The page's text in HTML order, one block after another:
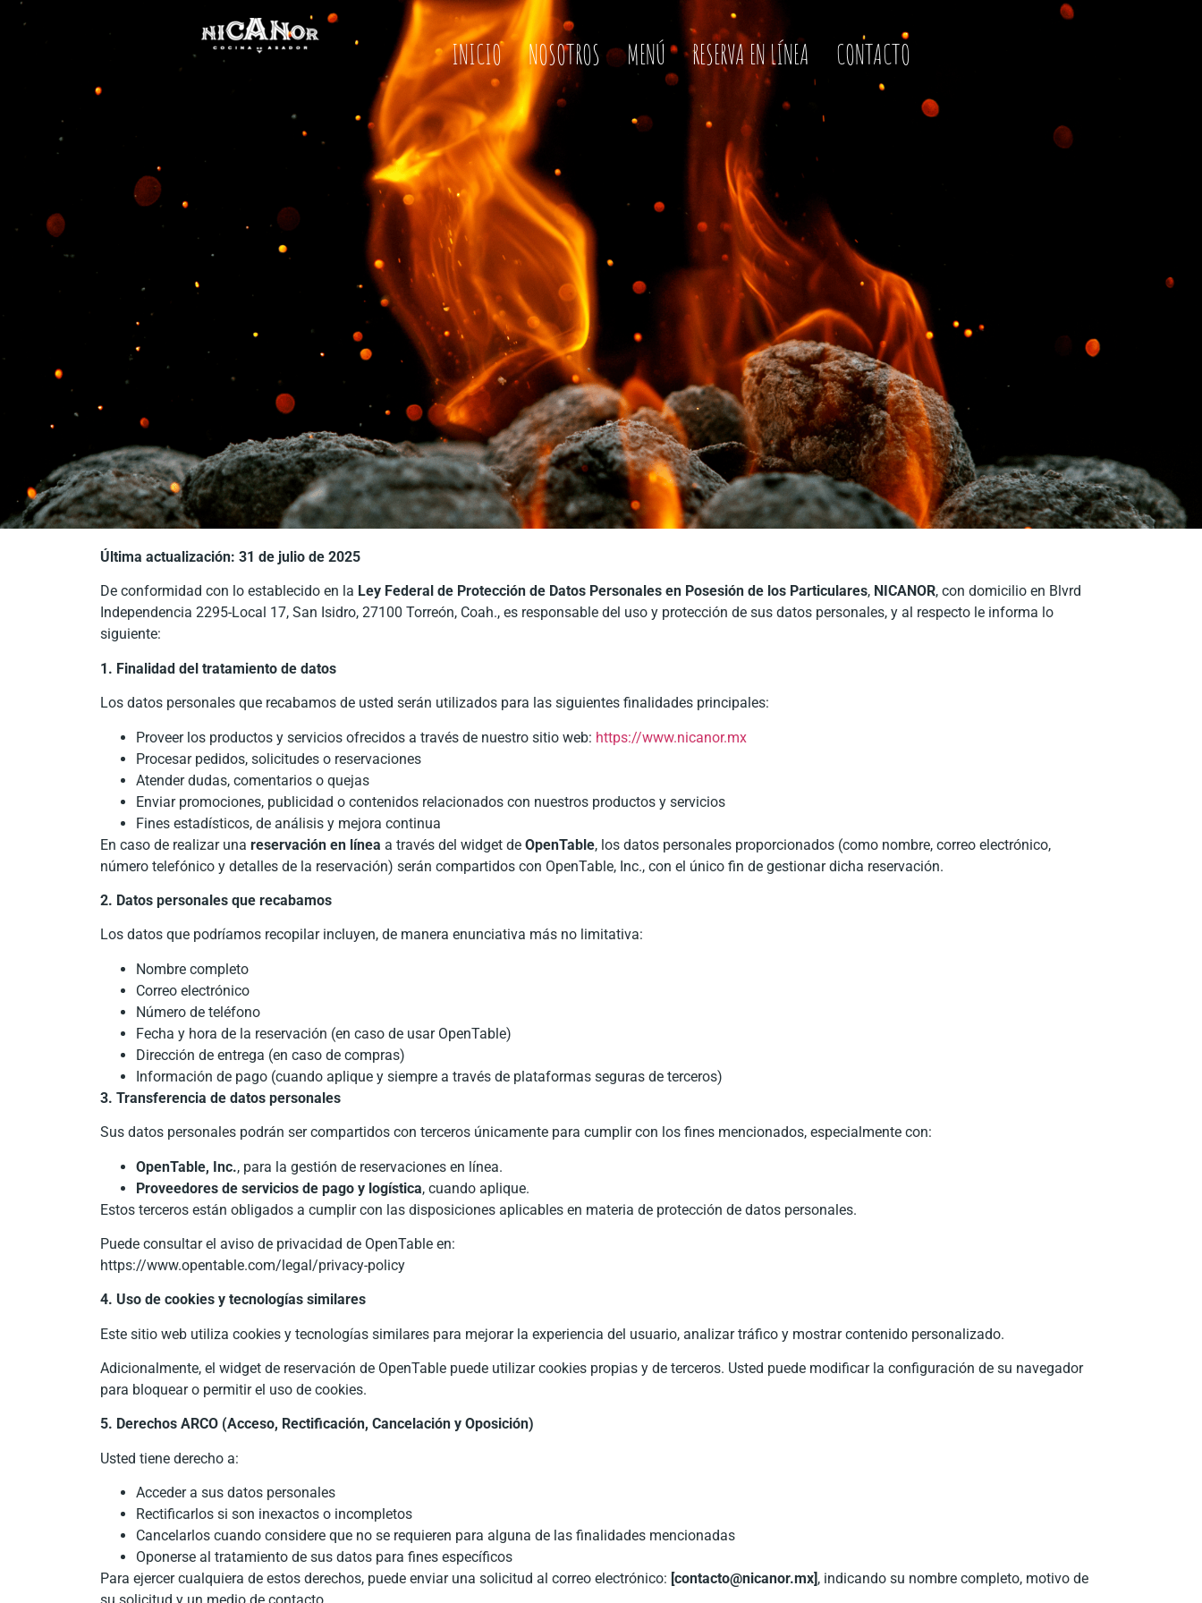
INICIO NOSOTROS MENÚ RESERVA EN LÍNEA CONTACTO
Última actualización: 31 de julio de 2025
De conformidad con lo establecido en la Ley Federal de Protección de Datos Personales en Posesión de los Particulares, NICANOR, con domicilio en Blvrd
Independencia 2295-Local 17, San Isidro, 27100 Torreón, Coah., es responsable del uso y protección de sus datos personales, y al respecto le informa lo
siguiente:
1. Finalidad del tratamiento de datos
Los datos personales que recabamos de usted serán utilizados para las siguientes finalidades principales:
Proveer los productos y servicios ofrecidos a través de nuestro sitio web: https://www.nicanor.mx
Procesar pedidos, solicitudes o reservaciones
Atender dudas, comentarios o quejas
Enviar promociones, publicidad o contenidos relacionados con nuestros productos y servicios
Fines estadísticos, de análisis y mejora continua
En caso de realizar una reservación en línea a través del widget de OpenTable, los datos personales proporcionados (como nombre, correo electrónico,
número telefónico y detalles de la reservación) serán compartidos con OpenTable, Inc., con el único fin de gestionar dicha reservación.
2. Datos personales que recabamos
Los datos que podríamos recopilar incluyen, de manera enunciativa más no limitativa:
Nombre completo
Correo electrónico
Número de teléfono
Fecha y hora de la reservación (en caso de usar OpenTable)
Dirección de entrega (en caso de compras)
Información de pago (cuando aplique y siempre a través de plataformas seguras de terceros)
3. Transferencia de datos personales
Sus datos personales podrán ser compartidos con terceros únicamente para cumplir con los fines mencionados, especialmente con:
OpenTable, Inc., para la gestión de reservaciones en línea.
Proveedores de servicios de pago y logística, cuando aplique.
Estos terceros están obligados a cumplir con las disposiciones aplicables en materia de protección de datos personales.
Puede consultar el aviso de privacidad de OpenTable en:
https://www.opentable.com/legal/privacy-policy
4. Uso de cookies y tecnologías similares
Este sitio web utiliza cookies y tecnologías similares para mejorar la experiencia del usuario, analizar tráfico y mostrar contenido personalizado.
Adicionalmente, el widget de reservación de OpenTable puede utilizar cookies propias y de terceros. Usted puede modificar la configuración de su navegador
para bloquear o permitir el uso de cookies.
5. Derechos ARCO (Acceso, Rectificación, Cancelación y Oposición)
Usted tiene derecho a:
Acceder a sus datos personales
Rectificarlos si son inexactos o incompletos
Cancelarlos cuando considere que no se requieren para alguna de las finalidades mencionadas
Oponerse al tratamiento de sus datos para fines específicos
Para ejercer cualquiera de estos derechos, puede enviar una solicitud al correo electrónico: [contacto@nicanor.mx], indicando su nombre completo, motivo de